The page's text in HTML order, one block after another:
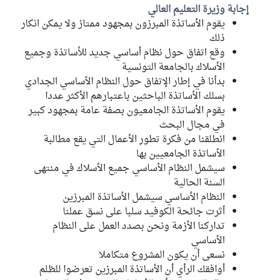
إجابة وزيرة التعليم العالي
يقوم الأساتذة المبرزون بمجهود ممتاز ولا يمكن انكار
ذلك
وقع اتفاق حول نظام أساسي جديد للأساتذة وجميع
الأسلاك بالجامعة التونسية
بدأنا في إطار الإتفاق حول النظام الأساسي الجدادي
بسلك الأساتذة الباحثين باعتبارهم الأكثر عددا
يقوم الأساتذة الجامعيون بصفة عامة بمجهود كبير
في مجال البحث
انطلقنا من فكرة تطور الأعمال التي يقع مطالبة
الأساتذة الجامعيين بها
سيشمل النظام الأساسي جميع الأسلاك في منتهى
السنة الحالية
النظام الأساسي سيشمل الأساتذة المبرزين
أثرت جائحة الكوفيد سلبا على نسق عملنا
تداركنا الأزمة ونحن بصدد العمل على النظام
الأساسي
نسعى أن يكون المشروع متكاملا
أوافقك الرأي أن الأساتذة المبرزين تعرضوا للظلم